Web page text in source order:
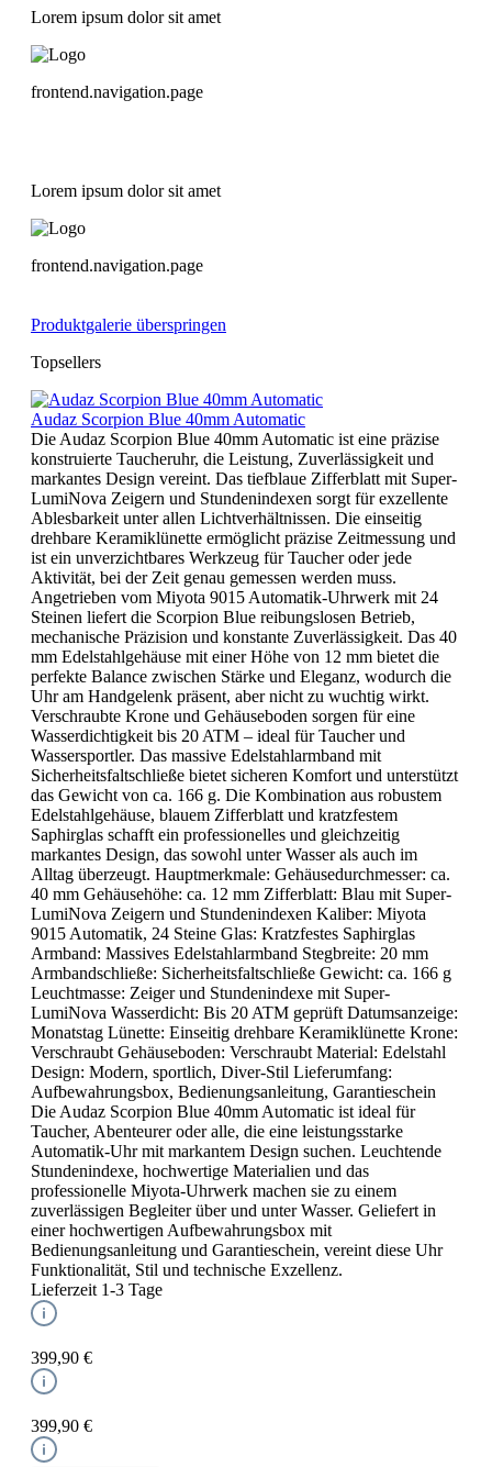
Lorem ipsum dolor sit amet
frontend.navigation.page
Lorem ipsum dolor sit amet
frontend.navigation.page
Produktgalerie überspringen
Topsellers
Audaz Scorpion Blue 40mm Automatic
Die Audaz Scorpion Blue 40mm Automatic ist eine präzise
konstruierte Taucheruhr, die Leistung, Zuverlässigkeit und
markantes Design vereint. Das tiefblaue Zifferblatt mit Super-
LumiNova Zeigern und Stundenindexen sorgt für exzellente
Ablesbarkeit unter allen Lichtverhältnissen. Die einseitig
drehbare Keramiklünette ermöglicht präzise Zeitmessung und
ist ein unverzichtbares Werkzeug für Taucher oder jede
Aktivität, bei der Zeit genau gemessen werden muss.
Angetrieben vom Miyota 9015 Automatik-Uhrwerk mit 24
Steinen liefert die Scorpion Blue reibungslosen Betrieb,
mechanische Präzision und konstante Zuverlässigkeit. Das 40
mm Edelstahlgehäuse mit einer Höhe von 12 mm bietet die
perfekte Balance zwischen Stärke und Eleganz, wodurch die
Uhr am Handgelenk präsent, aber nicht zu wuchtig wirkt.
Verschraubte Krone und Gehäuseboden sorgen für eine
Wasserdichtigkeit bis 20 ATM – ideal für Taucher und
Wassersportler. Das massive Edelstahlarmband mit
Sicherheitsfaltschließe bietet sicheren Komfort und unterstützt
das Gewicht von ca. 166 g. Die Kombination aus robustem
Edelstahlgehäuse, blauem Zifferblatt und kratzfestem
Saphirglas schafft ein professionelles und gleichzeitig
markantes Design, das sowohl unter Wasser als auch im
Alltag überzeugt. Hauptmerkmale: Gehäusedurchmesser: ca.
40 mm Gehäusehöhe: ca. 12 mm Zifferblatt: Blau mit Super-
LumiNova Zeigern und Stundenindexen Kaliber: Miyota
9015 Automatik, 24 Steine Glas: Kratzfestes Saphirglas
Armband: Massives Edelstahlarmband Stegbreite: 20 mm
Armbandschließe: Sicherheitsfaltschließe Gewicht: ca. 166 g
Leuchtmasse: Zeiger und Stundenindexe mit Super-
LumiNova Wasserdicht: Bis 20 ATM geprüft Datumsanzeige:
Monatstag Lünette: Einseitig drehbare Keramiklünette Krone:
Verschraubt Gehäuseboden: Verschraubt Material: Edelstahl
Design: Modern, sportlich, Diver-Stil Lieferumfang:
Aufbewahrungsbox, Bedienungsanleitung, Garantieschein
Die Audaz Scorpion Blue 40mm Automatic ist ideal für
Taucher, Abenteurer oder alle, die eine leistungsstarke
Automatik-Uhr mit markantem Design suchen. Leuchtende
Stundenindexe, hochwertige Materialien und das
professionelle Miyota-Uhrwerk machen sie zu einem
zuverlässigen Begleiter über und unter Wasser. Geliefert in
einer hochwertigen Aufbewahrungsbox mit
Bedienungsanleitung und Garantieschein, vereint diese Uhr
Funktionalität, Stil und technische Exzellenz.
Lieferzeit 1-3 Tage
399,90 €
399,90 €